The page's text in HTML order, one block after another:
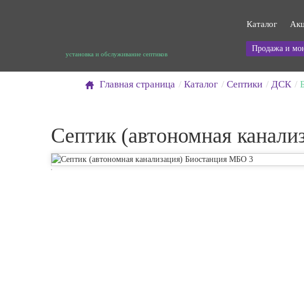
установка и обслуживание септиков
Каталог
Продажа и
Главная страница Каталог Септики ДСК
Септик (автономная